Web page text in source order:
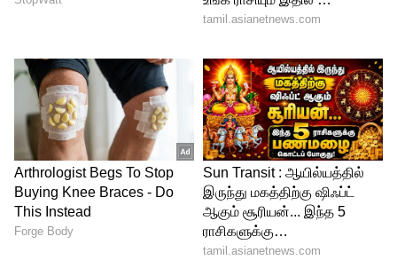
7. முதல்முறையாக, ஏலத்தில் வெற்றி
பெறும் நிறுவனங்கள், கட்டாய
முன்பணம் கட்டத்தேவையில்லை.